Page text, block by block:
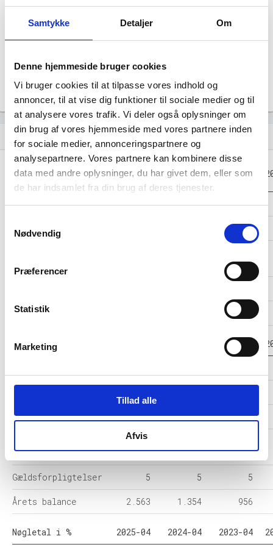
Samtykke Detaljer Om
Denne hjemmeside bruger cookies
Vi bruger cookies til at tilpasse vores indhold og
annoncer, til at vise dig funktioner til sociale medier og til
at analysere vores trafik. Vi deler også oplysninger om
din brug af vores hjemmeside med vores partnere inden
for sociale medier, annonceringspartnere og
analysepartnere. Vores partnere kan kombinere disse
data med andre oplysninger, du har givet dem, eller som
de har indsamlet fra din brug af deres tjenester.
Nødvendig
Præferencer
Statistik
Marketing
Tillad alle
Afvis
Årsrapporten 2023-04
Årsrapporten 2021-04
Regnskaber
Resultat i 1000
DKK
2025-04 2024-04 2023-04
Nettoomsætning - - -
Bruttofortjeneste -5
Årets Resultat 794
Balance i 1000 DKK 2023-04
Egenkapital 2.558 1.349 951
forpligtelser
Gældsforpligtelser 5 5 5
Årets balance 2.563 1.354 956
Nøgletal i % 2025-04 2024-04 2023-04